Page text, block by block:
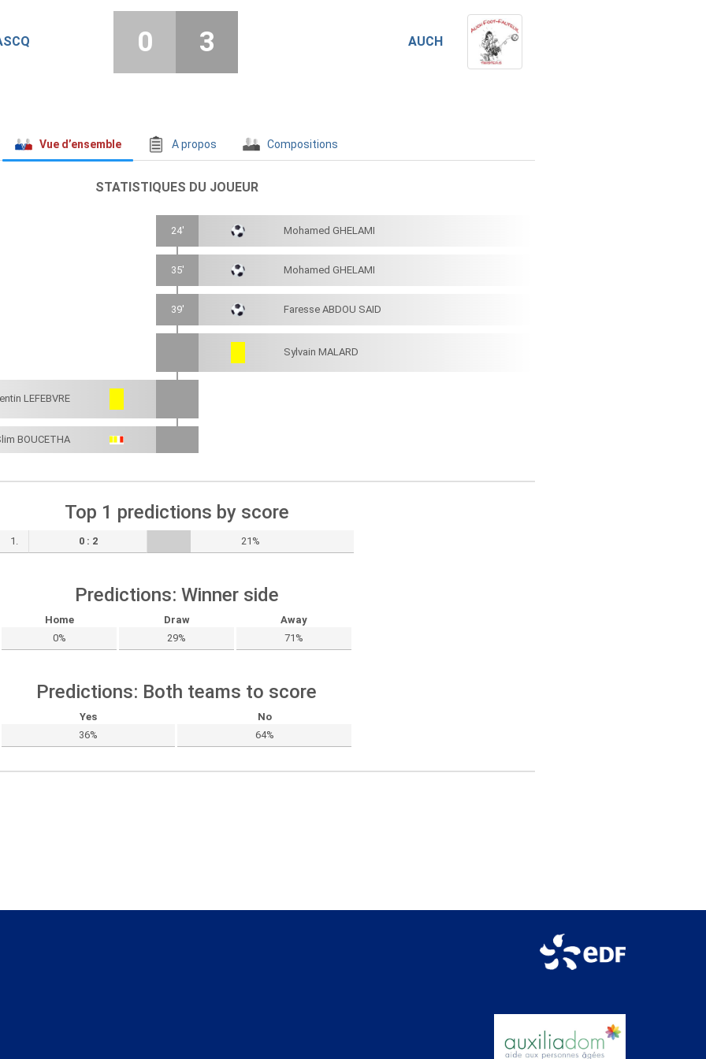
AUCH
0 3
Vue d’ensemble A propos Compositions
STATISTIQUES DU JOUEUR
24' Mohamed GHELAMI
35' Mohamed GHELAMI
39' Faresse ABDOU SAID
Sylvain MALARD
LEFEBVRE
BOUCETHA
Top 1 predictions by score
1. 0 : 2 21%
Predictions: Winner side
Home Draw
Away
0%
29% 71%
Predictions: Both teams to score
Yes
No
36%
64%